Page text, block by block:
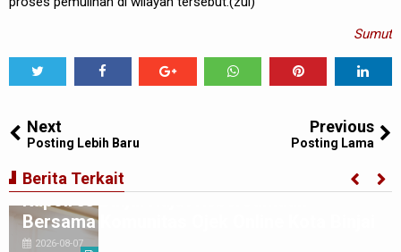
Sumut
Next
Posting Lebih Baru
Previous
Posting Lama
Berita Terkait
Kapolres Binjai Rajut Kebersamaan
Bersama Komunitas Ojek Online Kota Binjai
2026-08-07